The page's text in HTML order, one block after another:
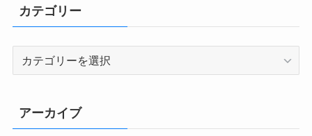
カテゴリー
リ
ー
アーカイブ